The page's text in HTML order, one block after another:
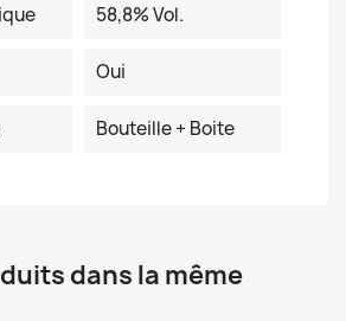
58,8% Vol.
Oui
Bouteille + Boite
dans la même